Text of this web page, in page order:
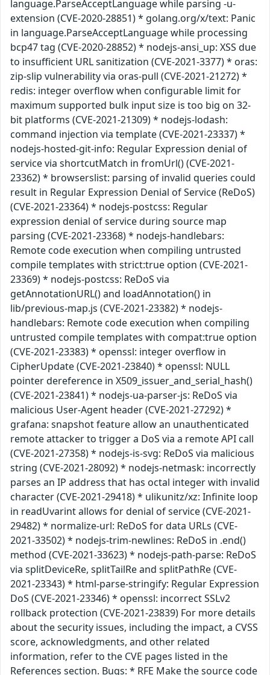
language.ParseAcceptLanguage while parsing -u-
extension (CVE-2020-28851) * golang.org/x/text: Panic
in language.ParseAcceptLanguage while processing
bcp47 tag (CVE-2020-28852) * nodejs-ansi_up: XSS due
to insufficient URL sanitization (CVE-2021-3377) * oras:
zip-slip vulnerability via oras-pull (CVE-2021-21272) *
redis: integer overflow when configurable limit for
maximum supported bulk input size is too big on 32-
bit platforms (CVE-2021-21309) * nodejs-lodash:
command injection via template (CVE-2021-23337) *
nodejs-hosted-git-info: Regular Expression denial of
service via shortcutMatch in fromUrl() (CVE-2021-
23362) * browserslist: parsing of invalid queries could
result in Regular Expression Denial of Service (ReDoS)
(CVE-2021-23364) * nodejs-postcss: Regular
expression denial of service during source map
parsing (CVE-2021-23368) * nodejs-handlebars:
Remote code execution when compiling untrusted
compile templates with strict:true option (CVE-2021-
23369) * nodejs-postcss: ReDoS via
getAnnotationURL() and loadAnnotation() in
lib/previous-map.js (CVE-2021-23382) * nodejs-
handlebars: Remote code execution when compiling
untrusted compile templates with compat:true option
(CVE-2021-23383) * openssl: integer overflow in
CipherUpdate (CVE-2021-23840) * openssl: NULL
pointer dereference in X509_issuer_and_serial_hash()
(CVE-2021-23841) * nodejs-ua-parser-js: ReDoS via
malicious User-Agent header (CVE-2021-27292) *
grafana: snapshot feature allow an unauthenticated
remote attacker to trigger a DoS via a remote API call
(CVE-2021-27358) * nodejs-is-svg: ReDoS via malicious
string (CVE-2021-28092) * nodejs-netmask: incorrectly
parses an IP address that has octal integer with invalid
character (CVE-2021-29418) * ulikunitz/xz: Infinite loop
in readUvarint allows for denial of service (CVE-2021-
29482) * normalize-url: ReDoS for data URLs (CVE-
2021-33502) * nodejs-trim-newlines: ReDoS in .end()
method (CVE-2021-33623) * nodejs-path-parse: ReDoS
via splitDeviceRe, splitTailRe and splitPathRe (CVE-
2021-23343) * html-parse-stringify: Regular Expression
DoS (CVE-2021-23346) * openssl: incorrect SSLv2
rollback protection (CVE-2021-23839) For more details
about the security issues, including the impact, a CVSS
score, acknowledgments, and other related
information, refer to the CVE pages listed in the
References section. Bugs: * RFE Make the source code